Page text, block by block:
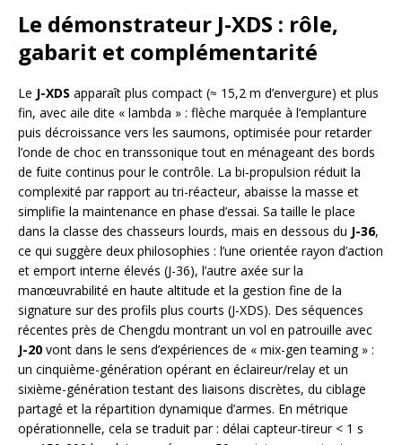
Le démonstrateur J-XDS : rôle,
gabarit et complémentarité
Le J-XDS apparaît plus compact (≈ 15,2 m d’envergure) et plus
fin, avec aile dite « lambda » : flèche marquée à l’emplanture
puis décroissance vers les saumons, optimisée pour retarder
l’onde de choc en transsonique tout en ménageant des bords
de fuite continus pour le contrôle. La bi-propulsion réduit la
complexité par rapport au tri-réacteur, abaisse la masse et
simplifie la maintenance en phase d’essai. Sa taille le place
dans la classe des chasseurs lourds, mais en dessous du J-36,
ce qui suggère deux philosophies : l’une orientée rayon d’action
et emport interne élevés (J-36), l’autre axée sur la
manœuvrabilité en haute altitude et la gestion fine de la
signature sur des profils plus courts (J-XDS). Des séquences
récentes près de Chengdu montrant un vol en patrouille avec
J-20 vont dans le sens d’expériences de « mix-gen teaming » :
un cinquième-génération opérant en éclaireur/relay et un
sixième-génération testant des liaisons discrètes, du ciblage
partagé et la répartition dynamique d’armes. En métrique
opérationnelle, cela se traduit par : délai capteur-tireur < 1 s